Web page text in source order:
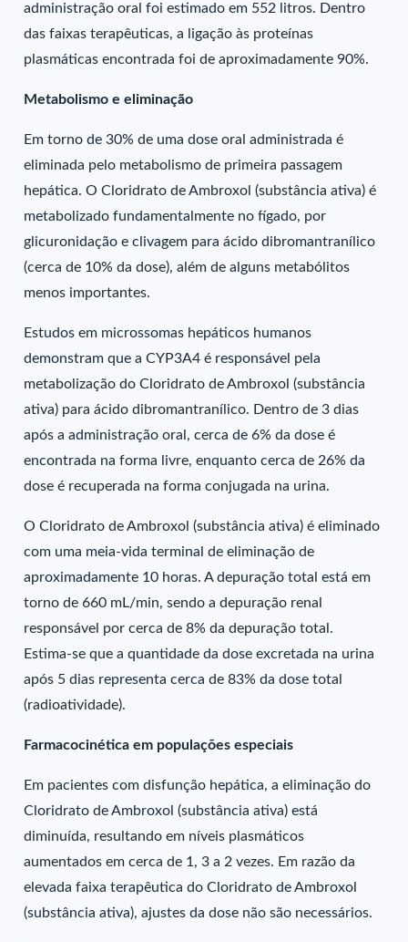
administração oral foi estimado em 552 litros. Dentro
das faixas terapêuticas, a ligação às proteínas
plasmáticas encontrada foi de aproximadamente 90%.
Metabolismo e eliminação
Em torno de 30% de uma dose oral administrada é
eliminada pelo metabolismo de primeira passagem
hepática. O Cloridrato de Ambroxol (substância ativa) é
metabolizado fundamentalmente no fígado, por
glicuronidação e clivagem para ácido dibromantranílico
(cerca de 10% da dose), além de alguns metabólitos
menos importantes.
Estudos em microssomas hepáticos humanos
demonstram que a CYP3A4 é responsável pela
metabolização do Cloridrato de Ambroxol (substância
ativa) para ácido dibromantranílico. Dentro de 3 dias
após a administração oral, cerca de 6% da dose é
encontrada na forma livre, enquanto cerca de 26% da
dose é recuperada na forma conjugada na urina.
O Cloridrato de Ambroxol (substância ativa) é eliminado
com uma meia-vida terminal de eliminação de
aproximadamente 10 horas. A depuração total está em
torno de 660 mL/min, sendo a depuração renal
responsável por cerca de 8% da depuração total.
Estima-se que a quantidade da dose excretada na urina
após 5 dias representa cerca de 83% da dose total
(radioatividade).
Farmacocinética em populações especiais
Em pacientes com disfunção hepática, a eliminação do
Cloridrato de Ambroxol (substância ativa) está
diminuída, resultando em níveis plasmáticos
aumentados em cerca de 1, 3 a 2 vezes. Em razão da
elevada faixa terapêutica do Cloridrato de Ambroxol
(substância ativa), ajustes da dose não são necessários.